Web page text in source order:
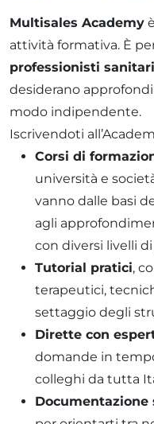
Multisales Academy
attività formativa. È
professionisti
desiderano
modo indipendente.
Iscrivendoti
Corsi di
università e
vanno dalle basi
agli
con diversi livelli
Tutorial pratici,
terapeutici,
settaggio degli
Dirette con
domande in
colleghi da tutta